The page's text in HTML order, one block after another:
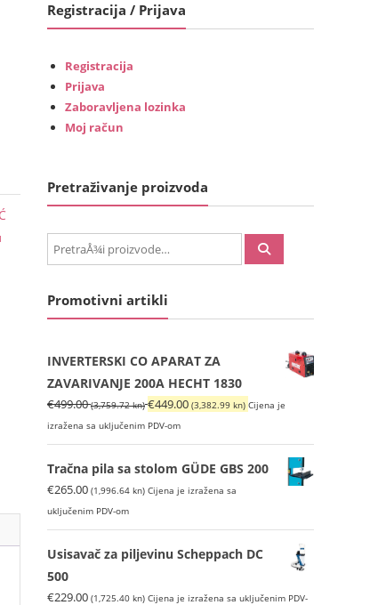
Registracija / Prijava
Registracija
Prijava
Zaboravljena lozinka
Moj račun
Pretraživanje proizvoda
PretraÅ¾i:
Promotivni artikli
INVERTERSKI CO APARAT ZA
ZAVARIVANJE 200A HECHT 1830
€499.00 (3,759.72 kn)Izvorna
cijena
bila
je:
€499.00
kn).
€449.00 (3,382.99 kn) Trenutna
je:
€449.00
(3,382.99
Cijena je
izražena sa uključenim PDV-om
Tračna pila sa stolom GÜDE GBS 200
€265.00 (1,996.64 kn) Cijena je izražena sa
uključenim PDV-om
Usisavač za piljevinu Scheppach DC
500
€229.00 (1,725.40 kn) Cijena je izražena sa uključenim PDV-